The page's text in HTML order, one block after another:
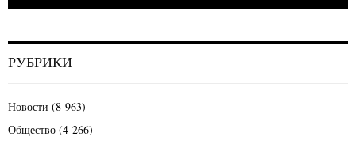
РУБРИКИ
Новости (8 963)
Общество (4 266)